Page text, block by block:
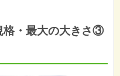
格・最大の大きさ③